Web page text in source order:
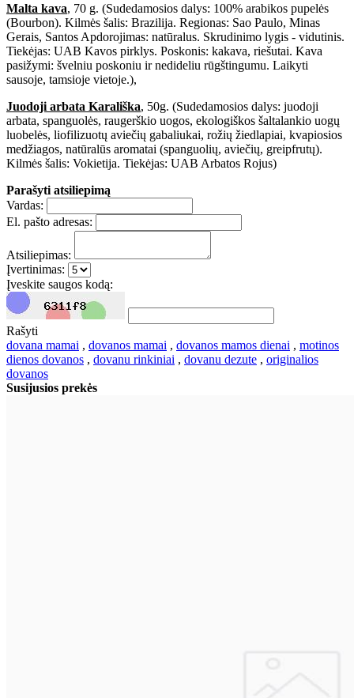
Malta kava, 70 g. (Sudedamosios dalys: 100% arabikos pupelės
(Bourbon). Kilmės šalis: Brazilija. Regionas: Sao Paulo, Minas
Gerais, Santos Apdorojimas: natūralus. Skrudinimo lygis - vidutinis.
Tiekėjas: UAB Kavos pirklys. Poskonis: kakava, riešutai. Kava
pasižymi: švelniu poskoniu ir nedideliu rūgštingumu. Laikyti
sausoje, tamsioje vietoje.),
Juodoji arbata Karališka, 50g. (Sudedamosios dalys: juodoji
arbata, spanguolės, raugerškio uogos, ekologiškos šaltalankio uogų
luobelės, liofilizuotų aviečių gabaliukai, rožių žiedlapiai, kvapiosios
medžiagos, natūralūs aromatai (spanguolių, aviečių, greipfrutų).
Kilmės šalis: Vokietija. Tiekėjas: UAB Arbatos Rojus)
Parašyti atsiliepimą
Vardas:
El. pašto adresas:
Atsiliepimas:
Įvertinimas:
Įveskite saugos kodą:
Rašyti
dovana mamai , dovanos mamai , dovanos mamos dienai , motinos
dienos dovanos , dovanu rinkiniai , dovanu dezute , originalios
dovanos
Susijusios prekės